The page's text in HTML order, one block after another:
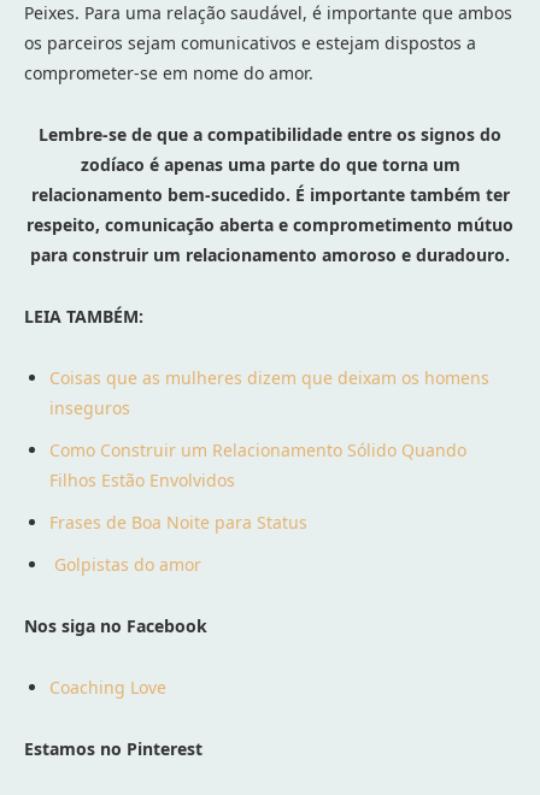
Peixes. Para uma relação saudável, é importante que ambos
os parceiros sejam comunicativos e estejam dispostos a
comprometer-se em nome do amor.
Lembre-se de que a compatibilidade entre os signos do
zodíaco é apenas uma parte do que torna um
relacionamento bem-sucedido. É importante também ter
respeito, comunicação aberta e comprometimento mútuo
para construir um relacionamento amoroso e duradouro.
LEIA TAMBÉM:
Coisas que as mulheres dizem que deixam os homens
inseguros
Como Construir um Relacionamento Sólido Quando
Filhos Estão Envolvidos
Frases de Boa Noite para Status
Golpistas do amor
Nos siga no Facebook
Coaching Love
Estamos no Pinterest